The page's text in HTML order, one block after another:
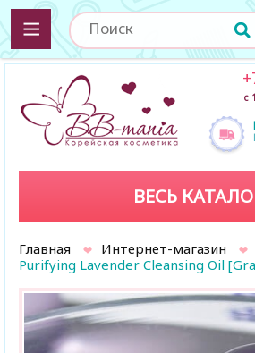
+7
с
ВЕСЬ
Главная Интернет-магазин
Purifying Lavender Cleansing Oil